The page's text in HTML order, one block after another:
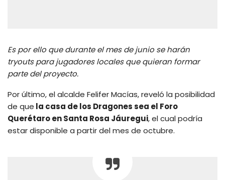
Es por ello que durante el mes de junio se harán
tryouts para jugadores locales que quieran formar
parte del proyecto.
Por último, el alcalde Felifer Macías, reveló la posibilidad
de que la casa de los Dragones sea el Foro
Querétaro en Santa Rosa Jáuregui, el cual podría
estar disponible a partir del mes de octubre.